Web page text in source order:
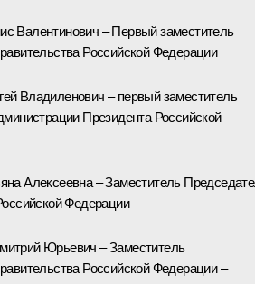
Валентинович – Первый заместитель
Российской Федерации
Владиленович – первый заместитель
Президента Российской
Алексеевна – Заместитель
Федерации
Юрьевич – Заместитель
Российской Федерации –